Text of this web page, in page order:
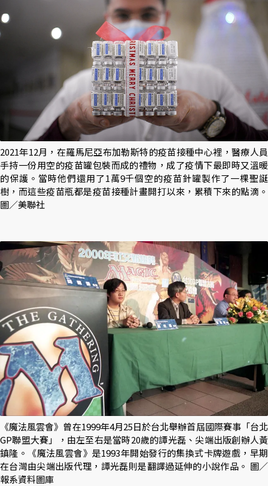
2021年12月，在羅馬尼亞布加勒斯特的疫苗接種中心裡，醫療人員
手持一份用空的疫苗罐包裝而成的禮物，成了疫情下最即時又溫暖
的保護。當時他們還用了1萬9千個空的疫苗針罐製作了一棵聖誕
樹，而這些疫苗瓶都是疫苗接種計畫開打以來，累積下來的點滴。
圖／美聯社
《魔法風雲會》曾在1999年4月25日於台北舉辦首屆國際賽事「台北
GP聯盟大賽」，由左至右是當時20歲的譚光磊、尖端出版創辦人黃
鎮隆。《魔法風雲會》是1993年開始發行的集換式卡牌遊戲，早期
在台灣由尖端出版代理，譚光磊則是翻譯過延伸的小說作品。 圖／
報系資料圖庫